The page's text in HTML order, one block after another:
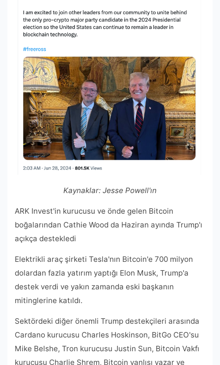
Kaynaklar: Jesse Powell'ın
ARK Invest'in kurucusu ve önde gelen Bitcoin
boğalarından Cathie Wood da Haziran ayında Trump'ı
açıkça destekledi
Elektrikli araç şirketi Tesla'nın Bitcoin'e 700 milyon
dolardan fazla yatırım yaptığı Elon Musk, Trump'a
destek verdi ve yakın zamanda eski başkanın
mitinglerine katıldı.
Sektördeki diğer önemli Trump destekçileri arasında
Cardano kurucusu Charles Hoskinson, BitGo CEO'su
Mike Belshe, Tron kurucusu Justin Sun, Bitcoin Vakfı
kurucusu Charlie Shrem, Bitcoin yanlısı yazar ve